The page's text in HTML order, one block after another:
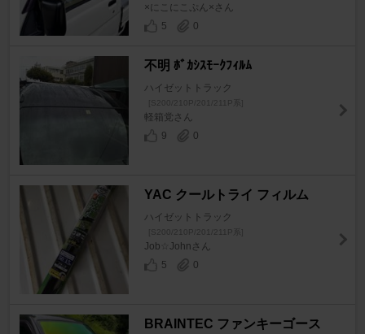
×にこにこぷん×さん
5
0
不明 ﾎﾞｶｼｽﾓｰｸﾌｨﾙﾑ
ハイゼットトラック
[S200/210P/201/211P系]
軽箱党さん
9
0
YAC クールトライ フィルム
ハイゼットトラック
[S200/210P/201/211P系]
Job☆Johnさん
5
0
BRAINTEC ファンキーゴース